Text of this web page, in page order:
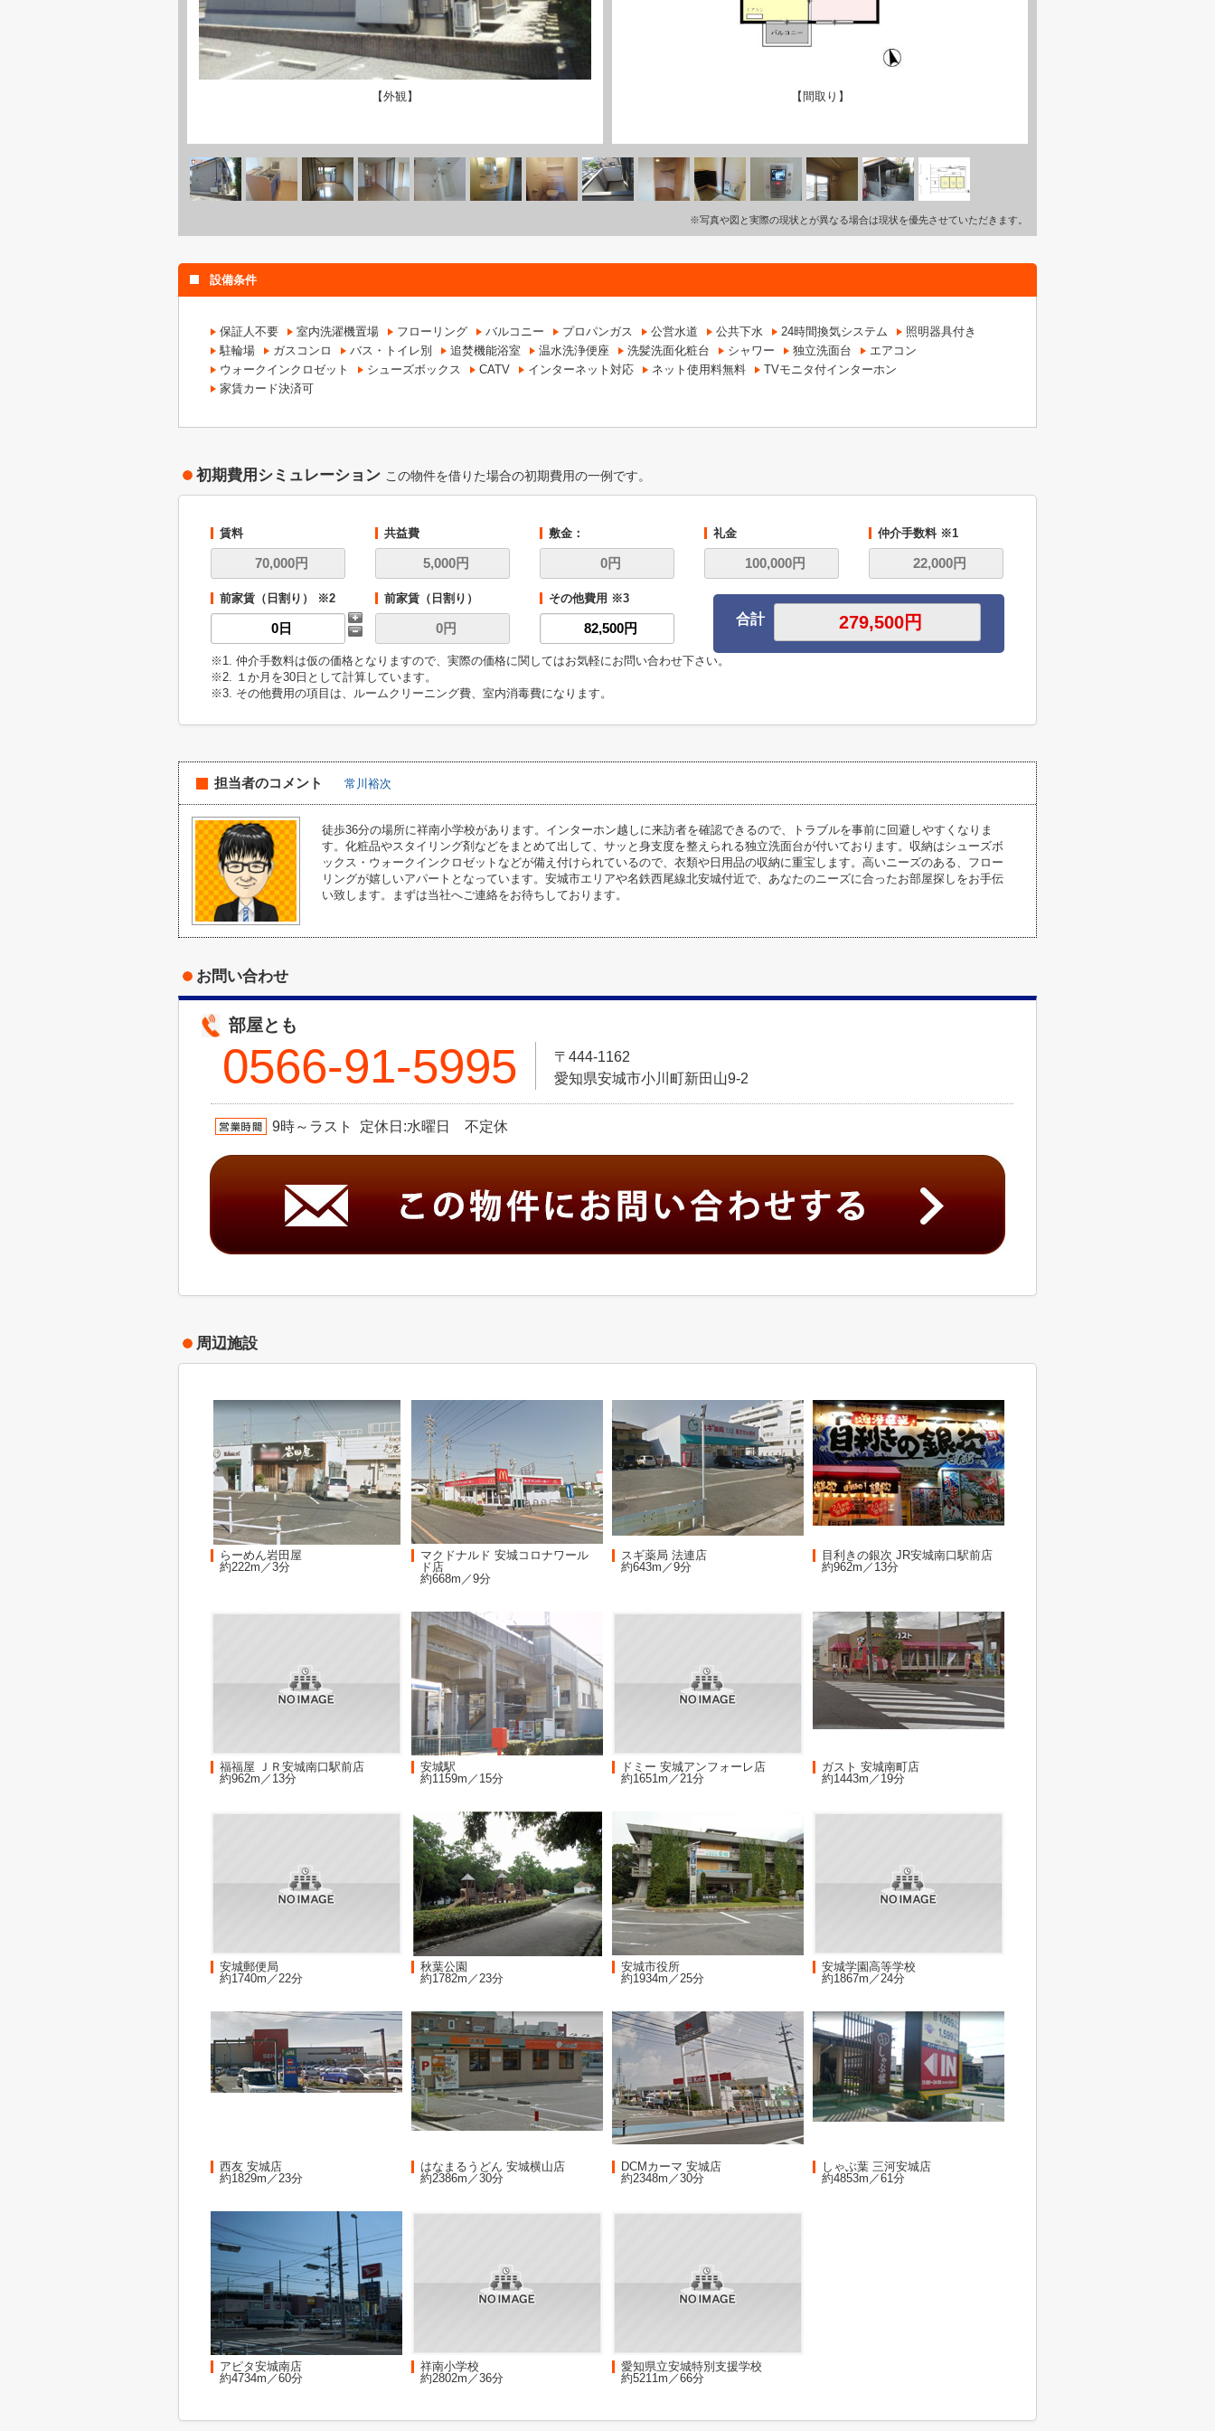
【外観】 【間取り】
※写真や図と実際の現状とが異なる場合は現状を優先させていただきます。
設備条件
保証人不要 室内洗濯機置場 フローリング バルコニー プロパンガス 公営水道 公共下水 24時間換気システム
照明器具付き
駐輪場
ガスコンロ バス・トイレ別 追焚機能浴室 温水洗浄便座 洗髪洗面化粧台 シャワー 独立洗面台
エアコン
ウォークインクロゼット
シューズボックス CATV インターネット対応 ネット使用料無料
TVモニタ付インターホン
家賃カード決済可
初期費用シミュレーション この物件を借りた場合の初期費用の一例です。
賃料 共益費 敷金： 礼金 仲介手数料 ※1
前家賃（日割り） ※2 前家賃（日割り） その他費用 ※3
合計
※1. 仲介手数料は仮の価格となりますので、実際の価格に関してはお気軽にお問い合わせ下さい。
※2. １か月を30日として計算しています。
※3. その他費用の項目は、ルームクリーニング費、室内消毒費になります。
担当者のコメント 常川裕次
徒歩36分の場所に祥南小学校があります。インターホン越しに来訪者を確認できるので、トラブルを事前に回避しやすくなりま
す。化粧品やスタイリング剤などをまとめて出して、サッと身支度を整えられる独立洗面台が付いております。収納はシューズボ
ックス・ウォークインクロゼットなどが備え付けられているので、衣類や日用品の収納に重宝します。高いニーズのある、フロー
リングが嬉しいアパートとなっています。安城市エリアや名鉄西尾線北安城付近で、あなたのニーズに合ったお部屋探しをお手伝
い致します。まずは当社へご連絡をお待ちしております。
お問い合わせ
部屋とも
0566-91-5995
〒444-1162
愛知県安城市小川町新田山9-2
9時～ラスト 定休日:水曜日 不定休
周辺施設
らーめん岩田屋
約222m／3分
マクドナルド 安城コロナワール
ド店
約668m／9分
スギ薬局 法連店
約643m／9分
目利きの銀次 JR安城南口駅前店
約962m／13分
福福屋 ＪＲ安城南口駅前店
約962m／13分
安城駅
約1159m／15分
ドミー 安城アンフォーレ店
約1651m／21分
ガスト 安城南町店
約1443m／19分
安城郵便局
約1740m／22分
秋葉公園
約1782m／23分
安城市役所
約1934m／25分
安城学園高等学校
約1867m／24分
西友 安城店
約1829m／23分
はなまるうどん 安城横山店
約2386m／30分
DCMカーマ 安城店
約2348m／30分
しゃぶ葉 三河安城店
約4853m／61分
アピタ安城南店
約4734m／60分
祥南小学校
約2802m／36分
愛知県立安城特別支援学校
約5211m／66分